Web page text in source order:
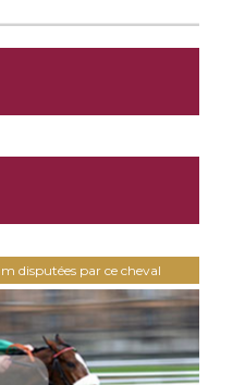
disputées par ce cheval